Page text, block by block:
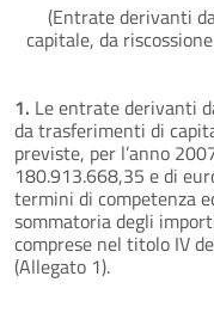
(Entrate derivanti
capitale, da
1. Le entrate derivanti
da trasferimenti di
previste, per l’anno
180.913.668,35 e di
termini di competenza
sommatoria degli
comprese nel titolo IV
(Allegato 1).